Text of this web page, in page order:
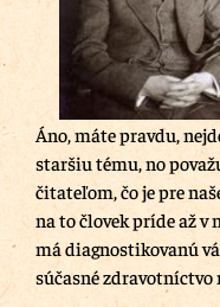
Áno, máte pravdu,
staršiu tému, no
čitateľom, čo je pre
na to človek príde až v
má diagnostikovanú
súčasné zdravotníctvo